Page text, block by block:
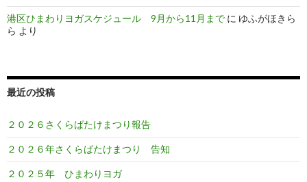
港区ひまわりヨガスケジュール 9月から11月まで に ゆふがほきら
ら より
最近の投稿
２０２６さくらばたけまつり報告
２０２６年さくらばたけまつり 告知
２０２５年 ひまわりヨガ